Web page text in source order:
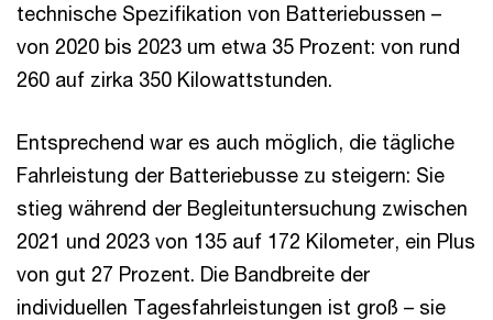
technische Spezifikation von Batteriebussen –
von 2020 bis 2023 um etwa 35 Prozent: von rund
260 auf zirka 350 Kilowattstunden.
Entsprechend war es auch möglich, die tägliche
Fahrleistung der Batteriebusse zu steigern: Sie
stieg während der Begleituntersuchung zwischen
2021 und 2023 von 135 auf 172 Kilometer, ein Plus
von gut 27 Prozent. Die Bandbreite der
individuellen Tagesfahrleistungen ist groß – sie